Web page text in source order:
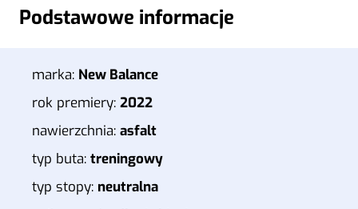
Podstawowe informacje
marka: New Balance
rok premiery: 2022
nawierzchnia: asfalt
typ buta: treningowy
typ stopy: neutralna